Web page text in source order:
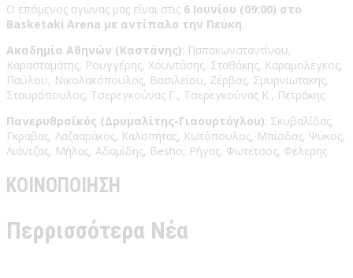
Ο επόμενος αγώνας μας είναι στις 6 Ιουνίου (09:00) στο
Basketaki Arena με αντίπαλο την Πεύκη.
Ακαδημία Αθηνών (Καστάνης): Παπακωνσταντίνου,
Καρασταμάτης, Ρουγγέρης, Χουντάσης, Σταθάκης, Καραμολέγκος,
Παύλου, Νικολακόπουλος, Βασιλείου, Ζέρβας, Σμυρνιωτάκης,
Σταυρόπουλος, Τσερεγκούνας Γ., Τσερεγκούνας Κ., Πετράκης
Πανερυθραϊκός (Δρυμαλίτης-Γιαουρτόγλου): Σκυβαλίδας,
Γκράβας, Λαζααράκος, Καλοπήτας, Κωτόπουλος, Μπίσδας, Ψύκος,
Λιάντζας, Μήλας, Αδαμίδης, Besho, Ρήγας, Φωτέτσος, Φέλερης
ΚΟΙΝΟΠΟΙΗΣΗ
Περρισσότερα Νέα